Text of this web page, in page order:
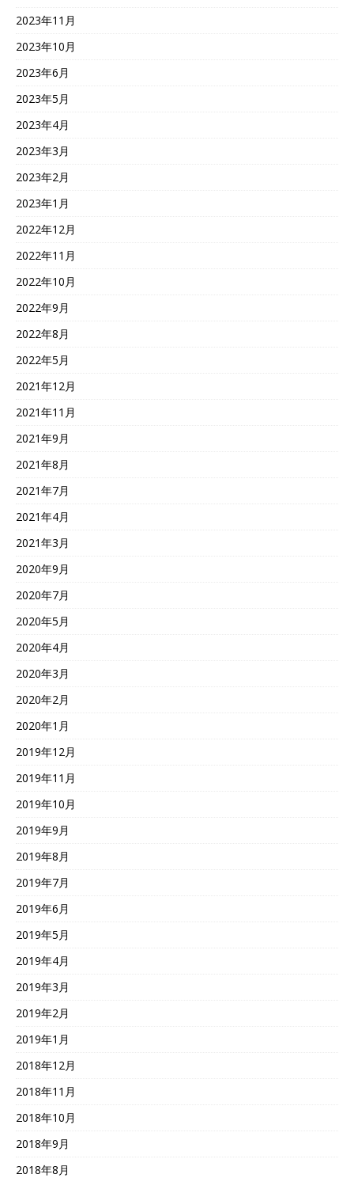
2023年11月
2023年10月
2023年6月
2023年5月
2023年4月
2023年3月
2023年2月
2023年1月
2022年12月
2022年11月
2022年10月
2022年9月
2022年8月
2022年5月
2021年12月
2021年11月
2021年9月
2021年8月
2021年7月
2021年4月
2021年3月
2020年9月
2020年7月
2020年5月
2020年4月
2020年3月
2020年2月
2020年1月
2019年12月
2019年11月
2019年10月
2019年9月
2019年8月
2019年7月
2019年6月
2019年5月
2019年4月
2019年3月
2019年2月
2019年1月
2018年12月
2018年11月
2018年10月
2018年9月
2018年8月